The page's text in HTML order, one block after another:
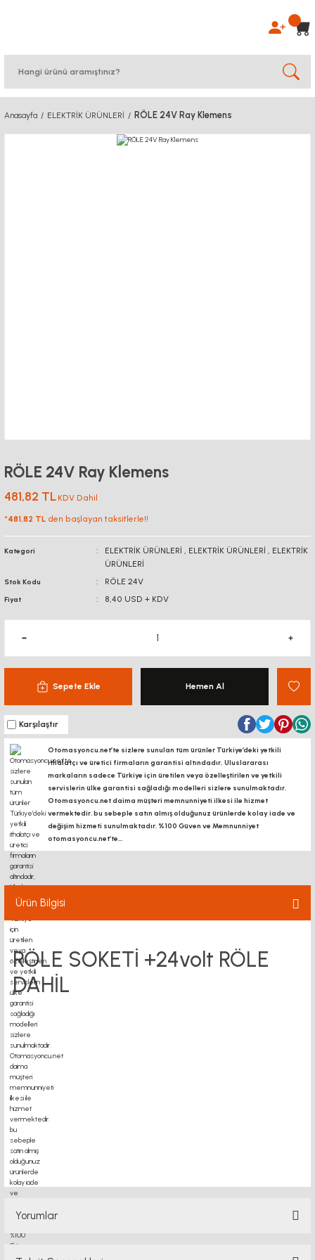
Anasayfa ELEKTRİK ÜRÜNLERİ RÖLE 24V Ray Klemens
RÖLE 24V Ray Klemens
481,82 TL KDV Dahil
*481,82 TL den başlayan taksitlerle!!
Kategori ELEKTRİK ÜRÜNLERİ , ELEKTRİK ÜRÜNLERİ , ELEKTRİK
ÜRÜNLERİ
Stok Kodu RÖLE 24V
Fiyat 8,40 USD + KDV
Sepete Ekle Hemen Al
Karşılaştır
Otomasyoncu.net’te sizlere sunulan tüm ürünler Türkiye’deki yetkili
ithalatçı ve üretici firmaların garantisi altındadır, Uluslararası
markaların sadece Türkiye için üretilen veya özelleştirilen ve yetkili
servislerin ülke garantisi sağladığı modelleri sizlere sunulmaktadır.
Otomasyoncu.net daima müşteri memnunniyeti ilkesi ile hizmet
vermektedir. bu sebeple satın almış olduğunuz ürünlerde kolay iade ve
değişim hizmeti sunulmaktadır. %100 Güven ve Memnunniyet
otomasyoncu.net’te...
Ürün Bilgisi
RÖLE SOKETİ +24volt RÖLE
DAHİL
motor kaplin fiyatları, sigma profil, 3d yazıcı, kremayer dişli, 45x45 sigma profil,
delta haberleşme kablosu, delta plc fiyat, konveyör bant, kramiyer dişli, mantar
stop, otomatik yağlama sistemleri, rulolu konveyör fiyatları, 12v 50a güç kaynağı,
2kw servo motor, 20x20 sigma profil, 20x20 sigma profil somunu, 22 5 180 sigma
alüminyum, 30*30 profil, 3d printer elektronik kit, 3d printer kit, 3d yazıcı fiyat,
40mm indüksiyonlu mil fiyatı, 40x80 sigma profil, 45x45 sigma profil fiyat, 45x90
sigma profil, 45 kw inverter, 5kw
Yorumlar